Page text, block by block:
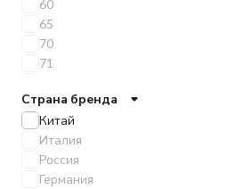
60
65
70
71
76
77
78
80
82
Страна бренда
Китай
Италия
Россия
Германия